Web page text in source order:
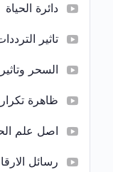
هذه الدورة
من خلال علم
هل أنت مستعد
دائرة الحياة
تاثير
السحر
ظاهرة تكرار
اصل علم
رسائل